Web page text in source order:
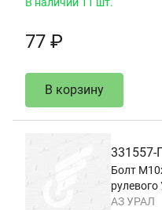
В наличии 11 шт.
77 ₽
В корзину
331557-
Болт
АЗ УРАЛ